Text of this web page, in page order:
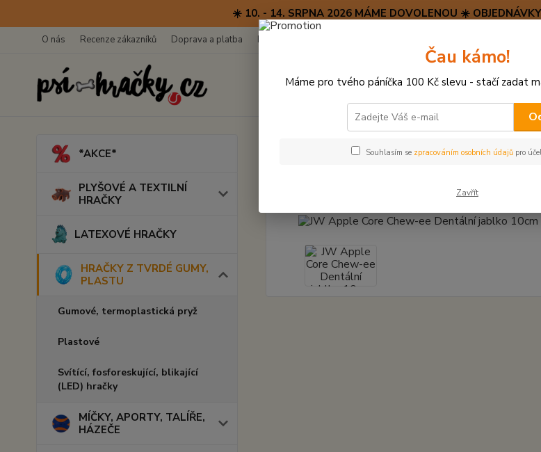
☀️ 10. - 14. SRPNA 2026 MÁME DOVOLENOU ☀️
O nás Recenze zákazníků Doprava a platba Kontakty
Hledat
*AKCE*
PLYŠOVÉ A TEXTILNÍ
HRAČKY
LATEXOVÉ HRAČKY
HRAČKY Z TVRDÉ GUMY,
PLASTU
Gumové, termoplastická pryž
Plastové
Svítící, fosforeskující, blikající
(LED) hračky
MÍČKY, APORTY, TALÍŘE,
HÁZEČE
JW Apple Core Chew-ee
Čau kámo!
Máme pro tvého páníčka 100 Kč slevu - stačí zadat
Souhlasím se zpracováním osobních údajů pro
Zavřít